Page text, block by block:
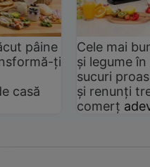
pâine
ți
casă
Cele mai
și legume
sucuri
și renunți
comerț